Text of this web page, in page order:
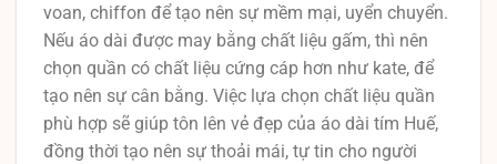
voan, chiffon để tạo nên sự mềm mại, uyển chuyển.
Nếu áo dài được may bằng chất liệu gấm, thì nên
chọn quần có chất liệu cứng cáp hơn như kate, để
tạo nên sự cân bằng. Việc lựa chọn chất liệu quần
phù hợp sẽ giúp tôn lên vẻ đẹp của áo dài tím Huế,
đồng thời tạo nên sự thoải mái, tự tin cho người